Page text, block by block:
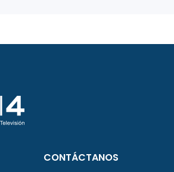
CONTÁCTANOS